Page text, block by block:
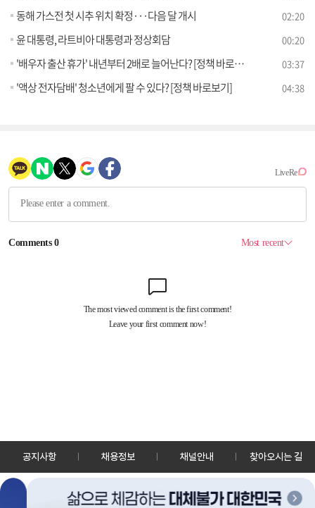
동해 가스전 첫 시추 위치 확정···다음 달 개시 02:20
윤 대통령, 라트비아 대통령과 정상회담 00:20
'배우자 출산 휴가' 내년부터 2배로 늘어난다? [정책 바로보기] 03:37
'액상 전자담배' 청소년에게 팔 수 있다? [정책 바로보기] 04:38
공지사항 채용정보 채널안내 찾아오시는 길
30128 세종특별자치시 정부2청사로 13 한국정책방송원 KTV
TEL: 044-204-8000